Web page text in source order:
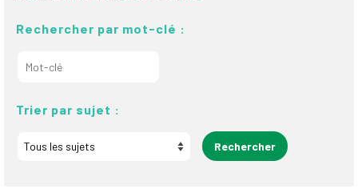
Rechercher par mot-clé :
Trier par sujet :